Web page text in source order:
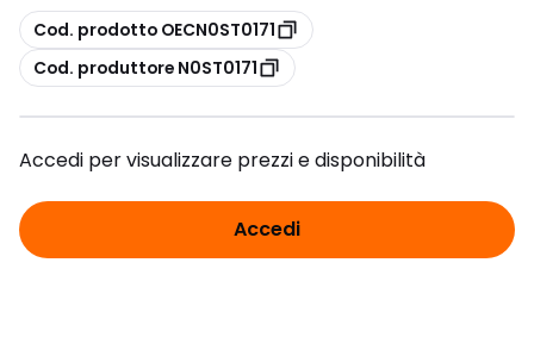
copia
Cod. prodotto OECN0ST0171
copia
Cod. produttore N0ST0171
Accedi per visualizzare prezzi e disponibilità
Accedi